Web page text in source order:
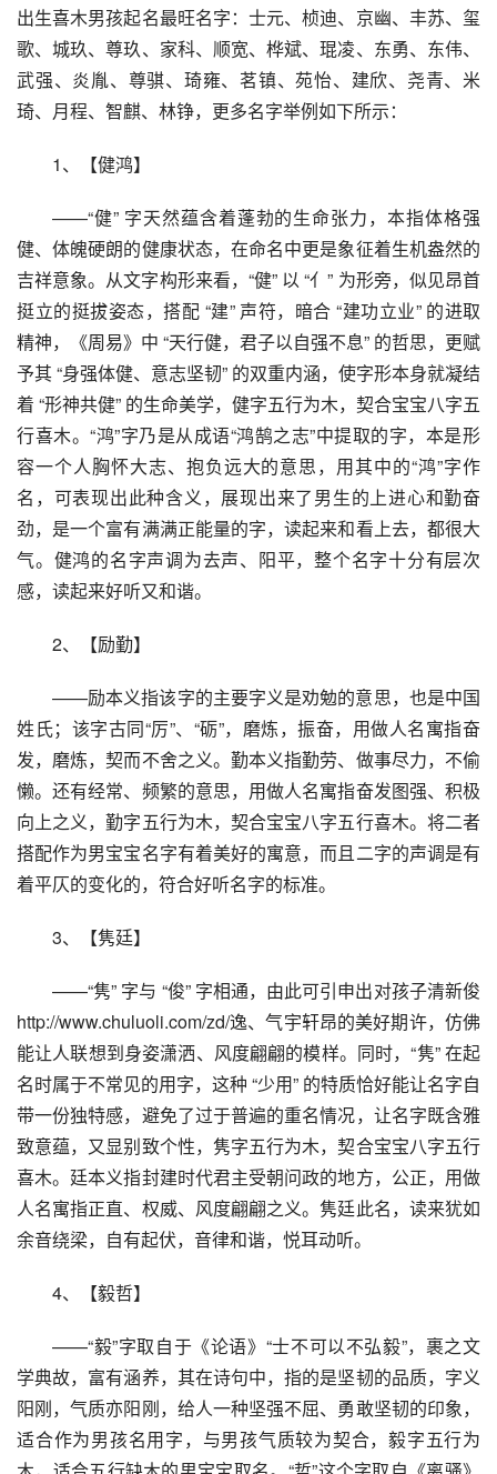
出生喜木男孩起名最旺名字：士元、桢迪、京幽、丰苏、玺
歌、城玖、尊玖、家科、顺宽、桦斌、琨凌、东勇、东伟、
武强、炎胤、尊骐、琦雍、茗镇、苑怡、建欣、尧青、米
琦、月程、智麒、林铮，更多名字举例如下所示：
1、【健鸿】
——“健” 字天然蕴含着蓬勃的生命张力，本指体格强
健、体魄硬朗的健康状态，在命名中更是象征着生机盎然的
吉祥意象。从文字构形来看，“健” 以 “亻” 为形旁，似见昂首
挺立的挺拔姿态，搭配 “建” 声符，暗合 “建功立业” 的进取
精神，《周易》中 “天行健，君子以自强不息” 的哲思，更赋
予其 “身强体健、意志坚韧” 的双重内涵，使字形本身就凝结
着 “形神共健” 的生命美学，健字五行为木，契合宝宝八字五
行喜木。“鸿”字乃是从成语“鸿鹄之志”中提取的字，本是形
容一个人胸怀大志、抱负远大的意思，用其中的“鸿”字作
名，可表现出此种含义，展现出来了男生的上进心和勤奋
劲，是一个富有满满正能量的字，读起来和看上去，都很大
气。健鸿的名字声调为去声、阳平，整个名字十分有层次
感，读起来好听又和谐。
2、【励勤】
——励本义指该字的主要字义是劝勉的意思，也是中国
姓氏；该字古同“厉”、“砺”，磨炼，振奋，用做人名寓指奋
发，磨炼，契而不舍之义。勤本义指勤劳、做事尽力，不偷
懒。还有经常、频繁的意思，用做人名寓指奋发图强、积极
向上之义，勤字五行为木，契合宝宝八字五行喜木。将二者
搭配作为男宝宝名字有着美好的寓意，而且二字的声调是有
着平仄的变化的，符合好听名字的标准。
3、【隽廷】
——“隽” 字与 “俊” 字相通，由此可引申出对孩子清新俊
http://www.chuluoli.com/zd/逸、气宇轩昂的美好期许，仿佛
能让人联想到身姿潇洒、风度翩翩的模样。同时，“隽” 在起
名时属于不常见的用字，这种 “少用” 的特质恰好能让名字自
带一份独特感，避免了过于普遍的重名情况，让名字既含雅
致意蕴，又显别致个性，隽字五行为木，契合宝宝八字五行
喜木。廷本义指封建时代君主受朝问政的地方，公正，用做
人名寓指正直、权威、风度翩翩之义。隽廷此名，读来犹如
余音绕梁，自有起伏，音律和谐，悦耳动听。
4、【毅哲】
——“毅”字取自于《论语》“士不可以不弘毅”，裹之文
学典故，富有涵养，其在诗句中，指的是坚韧的品质，字义
阳刚，气质亦阳刚，给人一种坚强不屈、勇敢坚韧的印象，
适合作为男孩名用字，与男孩气质较为契合，毅字五行为